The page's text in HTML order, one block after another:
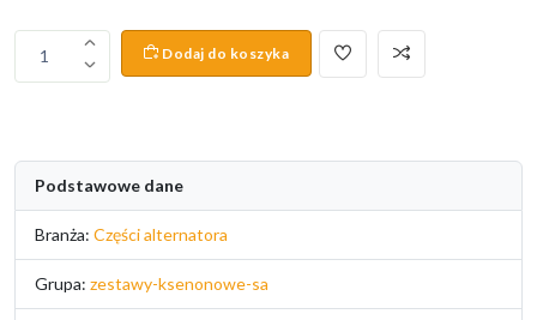
1 Dodaj do koszyka
Podstawowe dane
Branża: Części alternatora
Grupa: zestawy-ksenonowe-sa